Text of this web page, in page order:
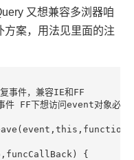
又想兼容多浏器咱
方案，用法见里面的注
件，兼容IE和FF
FF下想访问event对象必
{